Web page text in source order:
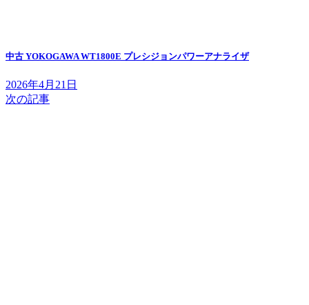
中古 YOKOGAWA WT1800E プレシジョンパワーアナライザ
2026年4月21日
次の記事